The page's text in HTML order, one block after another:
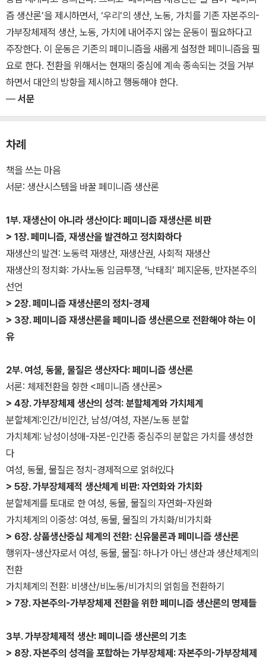
즘 생산론’을 제시하면서, ‘우리’의 생산, 노동, 가치를 기존 자본주의-
가부장체제적 생산, 노동, 가치에 내어주지 않는 운동이 필요하다고
주장한다. 이 운동은 기존의 페미니즘을 새롭게 설정한 페미니즘을 필
요로 한다. 전환을 위해서는 현재의 중심에 계속 종속되는 것을 거부
하면서 대안의 방향을 제시하고 행동해야 한다.
― 서문
차례
책을 쓰는 마음
서문: 생산시스템을 바꿀 페미니즘 생산론
1부. 재생산이 아니라 생산이다: 페미니즘 재생산론 비판
> 1장. 페미니즘, 재생산을 발견하고 정치화하다
재생산의 발견: 노동력 재생산, 재생산권, 사회적 재생산
재생산의 정치화: 가사노동 임금투쟁, ‘낙태죄’ 폐지운동, 반자본주의
선언
> 2장. 페미니즘 재생산론의 정치-경제
> 3장. 페미니즘 재생산론을 페미니즘 생산론으로 전환해야 하는 이
유
2부. 여성, 동물, 물질은 생산자다: 페미니즘 생산론
서론: 체제전환을 향한 <페미니즘 생산론>
> 4장. 가부장체제 생산의 성격: 분할체계와 가치체계
분할체계:인간/비인간, 남성/여성, 자본/노동 분할
가치체계: 남성이성애-자본-인간종 중심주의 분할은 가치를 생성한
다
여성, 동물, 물질은 정치-경제적으로 얽혀있다
> 5장. 가부장체제적 생산체계 비판: 자연화와 가치화
분할체계를 토대로 한 여성, 동물, 물질의 자연화-자원화
가치체계의 이중성: 여성, 동물, 물질의 가치화/비가치화
> 6장. 상품생산중심 체계의 전환: 신유물론과 페미니즘 생산론
행위자-생산자로서 여성, 동물, 물질: 하나가 아닌 생산과 생산체계의
전환
가치체계의 전환: 비생산/비노동/비가치의 얽힘을 전환하기
> 7장. 자본주의-가부장체제 전환을 위한 페미니즘 생산론의 명제들
3부. 가부장체제적 생산: 페미니즘 생산론의 기초
> 8장. 자본주의 성격을 포함하는 가부장체제: 자본주의-가부장체제